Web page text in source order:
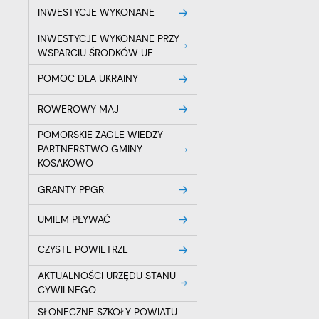
INWESTYCJE WYKONANE
INWESTYCJE WYKONANE PRZY
WSPARCIU ŚRODKÓW UE
POMOC DLA UKRAINY
ROWEROWY MAJ
POMORSKIE ŻAGLE WIEDZY –
PARTNERSTWO GMINY
KOSAKOWO
GRANTY PPGR
UMIEM PŁYWAĆ
CZYSTE POWIETRZE
AKTUALNOŚCI URZĘDU STANU
CYWILNEGO
SŁONECZNE SZKOŁY POWIATU